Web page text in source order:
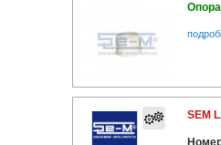
SEM